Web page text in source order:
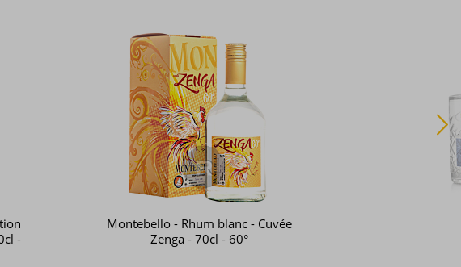
Longueteau - Rhum blanc - Souvenir -
L'intemporel - 70cl - 62°